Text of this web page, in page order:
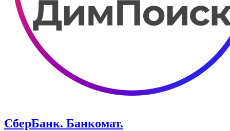
СберБанк. ​Банкомат.